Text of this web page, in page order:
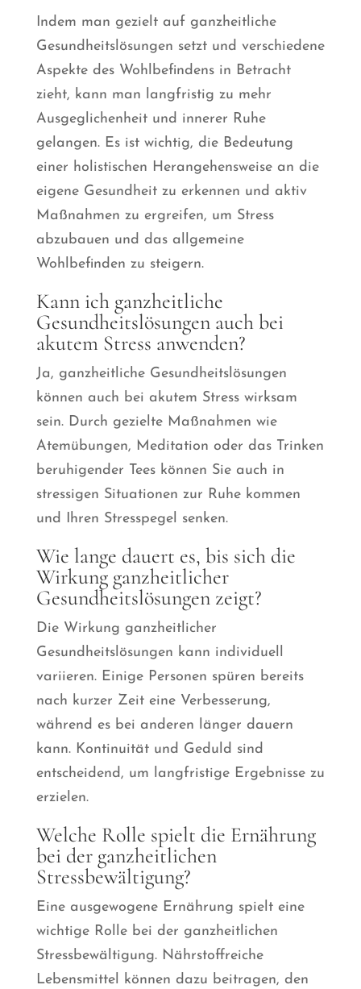
Indem man gezielt auf ganzheitliche
Gesundheitslösungen setzt und verschiedene
Aspekte des Wohlbefindens in Betracht
zieht, kann man langfristig zu mehr
Ausgeglichenheit und innerer Ruhe
gelangen. Es ist wichtig, die Bedeutung
einer holistischen Herangehensweise an die
eigene Gesundheit zu erkennen und aktiv
Maßnahmen zu ergreifen, um Stress
abzubauen und das allgemeine
Wohlbefinden zu steigern.
Kann ich ganzheitliche
Gesundheitslösungen auch bei
akutem Stress anwenden?
Ja, ganzheitliche Gesundheitslösungen
können auch bei akutem Stress wirksam
sein. Durch gezielte Maßnahmen wie
Atemübungen, Meditation oder das Trinken
beruhigender Tees können Sie auch in
stressigen Situationen zur Ruhe kommen
und Ihren Stresspegel senken.
Wie lange dauert es, bis sich die
Wirkung ganzheitlicher
Gesundheitslösungen zeigt?
Die Wirkung ganzheitlicher
Gesundheitslösungen kann individuell
variieren. Einige Personen spüren bereits
nach kurzer Zeit eine Verbesserung,
während es bei anderen länger dauern
kann. Kontinuität und Geduld sind
entscheidend, um langfristige Ergebnisse zu
erzielen.
Welche Rolle spielt die Ernährung
bei der ganzheitlichen
Stressbewältigung?
Eine ausgewogene Ernährung spielt eine
wichtige Rolle bei der ganzheitlichen
Stressbewältigung. Nährstoffreiche
Lebensmittel können dazu beitragen, den